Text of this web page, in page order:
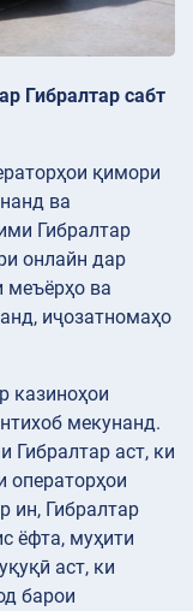
Гибралтар сабт
қимори
ва
Гибралтар
онлайн дар
меъёрҳо ва
иҷозатномаҳо
казиноҳои
мекунанд.
аст, ки
операторҳои
ин, Гибралтар
ёфта, муҳити
аст, ки
барои